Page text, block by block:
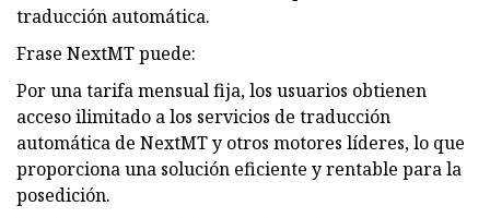
traducción automática.
Frase NextMT puede:
Por una tarifa mensual fija, los usuarios obtienen
acceso ilimitado a los servicios de traducción
automática de NextMT y otros motores líderes, lo que
proporciona una solución eficiente y rentable para la
posedición.